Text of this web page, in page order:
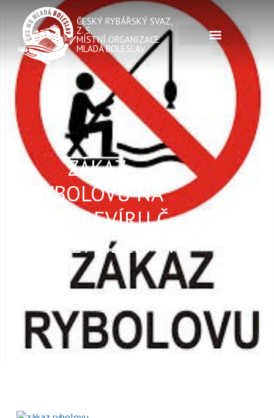
ČESKÝ RYBÁŘSKÝ SVAZ,
Z. S.
MÍSTNÍ ORGANIZACE
MLADÁ BOLESLAV
ZÁKAZ
RYBOLOVU NA
ČÁSTI REVÍRU Č.
411 027 JIZERA 4